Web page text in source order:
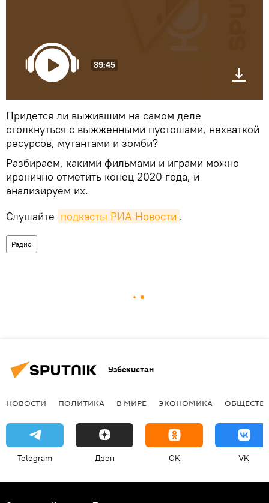
39:45
Придется ли выжившим на самом деле
столкнуться с выжженными пустошами, нехваткой
ресурсов, мутантами и зомби?
Разбираем, какими фильмами и играми можно
иронично отметить конец 2020 года, и
анализируем их.
Слушайте подкасты РИА Новости .
Радио
Узбекистан
НОВОСТИ ПОЛИТИКА В МИРЕ ЭКОНОМИКА
Telegram Дзен OK VK